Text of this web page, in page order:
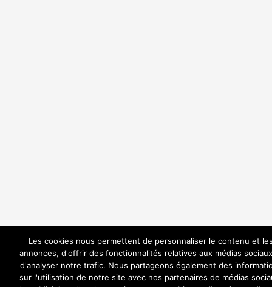
Les cookies nous permettent de personnaliser le contenu et
annonces, d'offrir des fonctionnalités relatives aux médias
d'analyser notre trafic. Nous partageons également des
sur l'utilisation de notre site avec nos partenaires de médias